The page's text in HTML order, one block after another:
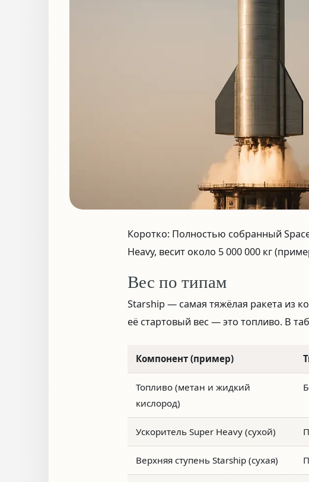
Коротко: Полностью собранный
Heavy, весит около 5 000 000 кг
Вес по типам
Starship — самая тяжёлая ракета из
её стартовый вес — это топливо. В
Компонент (пример)
Топливо (метан и жидкий
кислород)
Ускоритель Super Heavy (сухой)
Верхняя ступень Starship (сухая)